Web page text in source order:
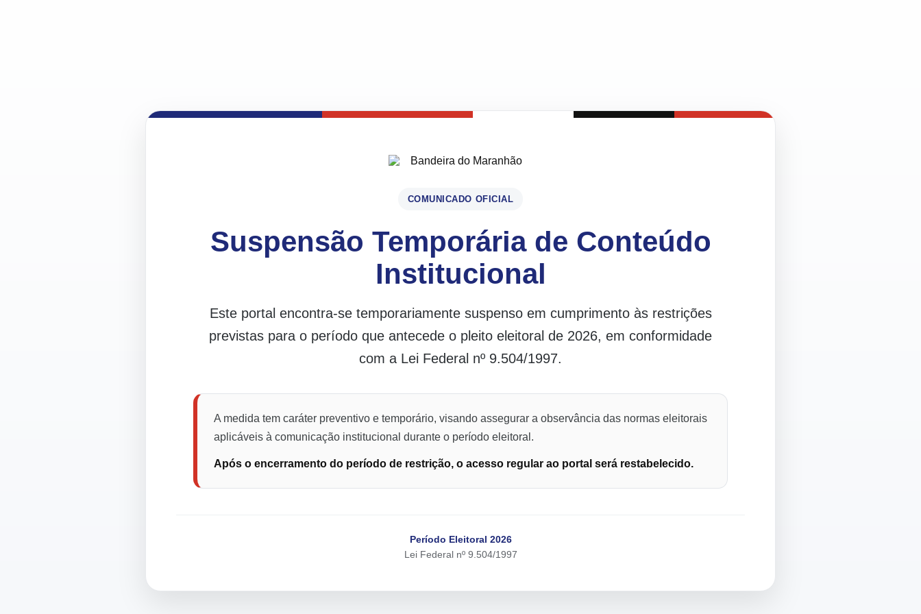
COMUNICADO OFICIAL
Suspensão Temporária de Conteúdo
Institucional
Este portal encontra-se temporariamente suspenso em cumprimento às restrições
previstas para o período que antecede o pleito eleitoral de 2026, em conformidade
com a Lei Federal nº 9.504/1997.
A medida tem caráter preventivo e temporário, visando assegurar a observância das normas eleitorais
aplicáveis à comunicação institucional durante o período eleitoral.
Após o encerramento do período de restrição, o acesso regular ao portal será restabelecido.
Período Eleitoral 2026
Lei Federal nº 9.504/1997